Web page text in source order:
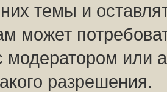
них темы и
может
модератором или
разрешения.